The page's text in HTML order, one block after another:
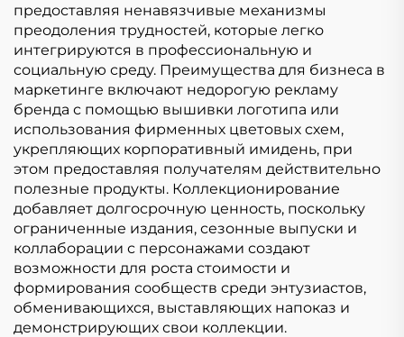
предоставляя ненавязчивые механизмы
преодоления трудностей, которые легко
интегрируются в профессиональную и
социальную среду. Преимущества для бизнеса в
маркетинге включают недорогую рекламу
бренда с помощью вышивки логотипа или
использования фирменных цветовых схем,
укрепляющих корпоративный имидень, при
этом предоставляя получателям действительно
полезные продукты. Коллекционирование
добавляет долгосрочную ценность, поскольку
ограниченные издания, сезонные выпуски и
коллаборации с персонажами создают
возможности для роста стоимости и
формирования сообществ среди энтузиастов,
обменивающихся, выставляющих напоказ и
демонстрирующих свои коллекции.